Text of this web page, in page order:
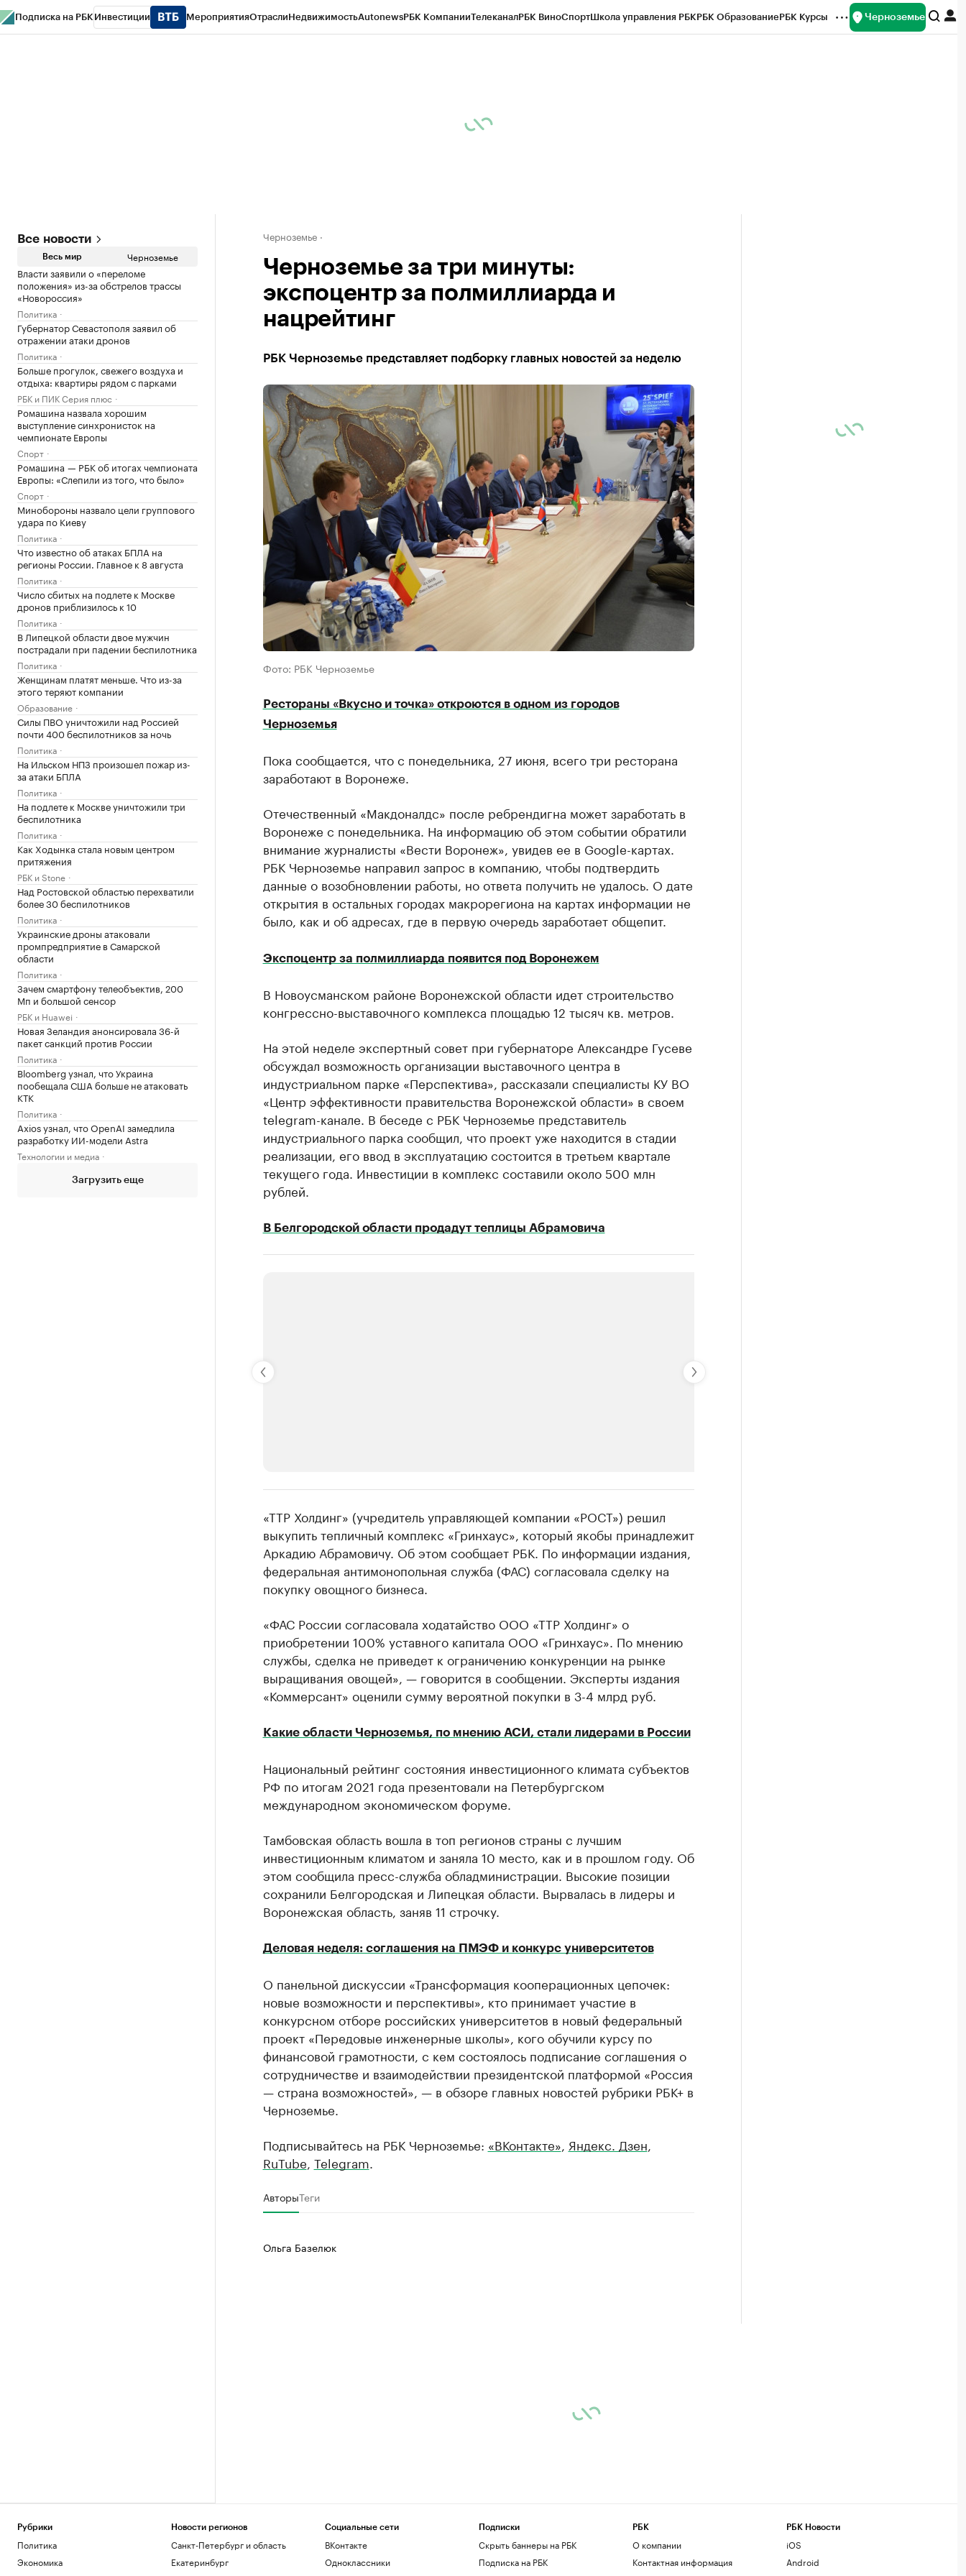
Подписка на РБК Инвестиции МероприятияОтраслиНедвижимостьAutonewsРБК КомпанииТелеканалРБК ВиноСпортШкола управления РБКРБК ОбразованиеРБК Курсы Черноземье
Все новости
Весь мир Черноземье
Власти заявили о «переломе
положения» из-за обстрелов трассы
«Новороссия»
Политика
Губернатор Севастополя заявил об
отражении атаки дронов
Политика
Больше прогулок, свежего воздуха и
отдыха: квартиры рядом с парками
РБК и ПИК Серия плюс
Ромашина назвала хорошим
выступление синхронисток на
чемпионате Европы
Спорт
Ромашина — РБК об итогах чемпионата
Европы: «Слепили из того, что было»
Спорт
Минобороны назвало цели группового
удара по Киеву
Политика
Что известно об атаках БПЛА на
регионы России. Главное к 8 августа
Политика
Число сбитых на подлете к Москве
дронов приблизилось к 10
Политика
В Липецкой области двое мужчин
пострадали при падении беспилотника
Политика
Женщинам платят меньше. Что из-за
этого теряют компании
Образование
Силы ПВО уничтожили над Россией
почти 400 беспилотников за ночь
Политика
На Ильском НПЗ произошел пожар из-
за атаки БПЛА
Политика
На подлете к Москве уничтожили три
беспилотника
Политика
Как Ходынка стала новым центром
притяжения
РБК и Stone
Над Ростовской областью перехватили
более 30 беспилотников
Политика
Украинские дроны атаковали
промпредприятие в Самарской
области
Политика
Зачем смартфону телеобъектив, 200
Мп и большой сенсор
РБК и Huawei
Новая Зеландия анонсировала 36-й
пакет санкций против России
Политика
Bloomberg узнал, что Украина
пообещала США больше не атаковать
КТК
Политика
Axios узнал, что OpenAI замедлила
разработку ИИ-модели Astra
Технологии и медиа
Загрузить еще
Черноземье
Черноземье за три минуты:
экспоцентр за полмиллиарда и
нацрейтинг
РБК Черноземье представляет подборку главных новостей за неделю
Фото: РБК Черноземье
Рестораны «Вкусно и точка» откроются в одном из городов
Черноземья
Пока сообщается, что с понедельника, 27 июня, всего три ресторана
заработают в Воронеже.
Отечественный «Макдоналдс» после ребрендигна может заработать в
Воронеже с понедельника. На информацию об этом событии обратили
внимание журналисты «Вести Воронеж», увидев ее в Google-картах.
РБК Черноземье направил запрос в компанию, чтобы подтвердить
данные о возобновлении работы, но ответа получить не удалось. О дате
открытия в остальных городах макрорегиона на картах информации не
было, как и об адресах, где в первую очередь заработает общепит.
Экспоцентр за полмиллиарда появится под Воронежем
В Новоусманском районе Воронежской области идет строительство
конгрессно-выставочного комплекса площадью 12 тысяч кв. метров.
На этой неделе экспертный совет при губернаторе Александре Гусеве
обсуждал возможность организации выставочного центра в
индустриальном парке «Перспектива», рассказали специалисты КУ ВО
«Центр эффективности правительства Воронежской области» в своем
telegram-канале. В беседе с РБК Черноземье представитель
индустриального парка сообщил, что проект уже находится в стадии
реализации, его ввод в эксплуатацию состоится в третьем квартале
текущего года. Инвестиции в комплекс составили около 500 млн
рублей.
В Белгородской области продадут теплицы Абрамовича
Делитесь новостями бизнеса на РБК
Управляйте страницей компании и развивайте личные бренды спикеров бизнеса
«ТТР Холдинг» (учредитель управляющей компании «РОСТ») решил
выкупить тепличный комплекс «Гринхаус», который якобы принадлежит
Аркадию Абрамовичу. Об этом сообщает РБК. По информации издания,
федеральная антимонопольная служба (ФАС) согласовала сделку на
покупку овощного бизнеса.
«ФАС России согласовала ходатайство ООО «ТТР Холдинг» о
приобретении 100% уставного капитала ООО «Гринхаус». По мнению
службы, сделка не приведет к ограничению конкуренции на рынке
выращивания овощей», — говорится в сообщении. Эксперты издания
«Коммерсант» оценили сумму вероятной покупки в 3-4 млрд руб.
Какие области Черноземья, по мнению АСИ, стали лидерами в России
Национальный рейтинг состояния инвестиционного климата субъектов
РФ по итогам 2021 года презентовали на Петербургском
международном экономическом форуме.
Тамбовская область вошла в топ регионов страны с лучшим
инвестиционным климатом и заняла 10 место, как и в прошлом году. Об
этом сообщила пресс-служба обладминистрации. Высокие позиции
сохранили Белгородская и Липецкая области. Вырвалась в лидеры и
Воронежская область, заняв 11 строчку.
Деловая неделя: соглашения на ПМЭФ и конкурс университетов
О панельной дискуссии «Трансформация кооперационных цепочек:
новые возможности и перспективы», кто принимает участие в
конкурсном отборе российских университетов в новый федеральный
проект «Передовые инженерные школы», кого обучили курсу по
финансовой грамотности, с кем состоялось подписание соглашения о
сотрудничестве и взаимодействии президентской платформой «Россия
— страна возможностей», — в обзоре главных новостей рубрики РБК+ в
Черноземье.
Подписывайтесь на РБК Черноземье: «ВКонтакте» Яндекс. Дзен
RuTube Telegram
АвторыТеги
Ольга Базелюк
Рубрики
Политика
Экономика
Новости регионов
Санкт-Петербург и область
Екатеринбург
Социальные сети
ВКонтакте
Одноклассники
Подписки
Скрыть баннеры на РБК
Подписка на РБК
РБК
О компании
Контактная информация
РБК Новости
iOS
Android